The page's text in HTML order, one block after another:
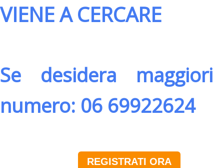
VIENE A CERCARE
Se desidera
numero: 06 69922624
REGISTRATI ORA